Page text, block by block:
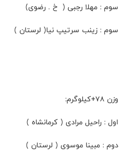
سوم : مهلا رجبی ( خ . رضوی)
سوم : زینب سرتیپ نیا( لرستان )
وزن ۷۸+کیلوگرم:
اول : راحیل مرادی ( کرمانشاه )
دوم : مبینا موسوی ( لرستان )